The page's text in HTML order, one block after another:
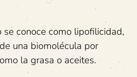
se conoce como lipofilicidad,
una biomolécula por
la grasa o aceites.